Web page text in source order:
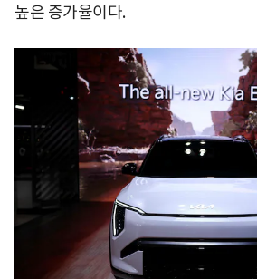
높은 증가율이다.